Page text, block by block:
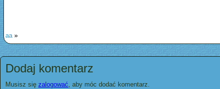
aa»
Dodaj komentarz
Musisz się zalogować, aby móc dodać komentarz.